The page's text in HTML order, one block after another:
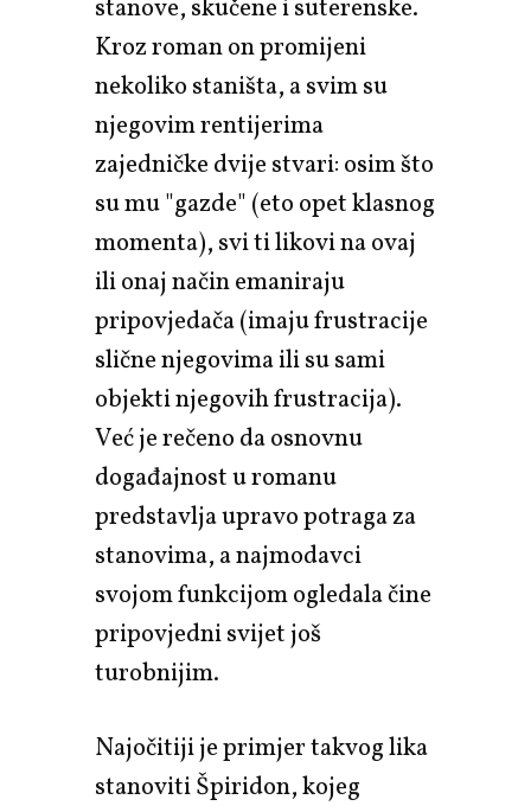
stanove, skučene i suterenske.
Kroz roman on promijeni
nekoliko staništa, a svim su
njegovim rentijerima
zajedničke dvije stvari: osim što
su mu "gazde" (eto opet klasnog
momenta), svi ti likovi na ovaj
ili onaj način emaniraju
pripovjedača (imaju frustracije
slične njegovima ili su sami
objekti njegovih frustracija).
Već je rečeno da osnovnu
događajnost u romanu
predstavlja upravo potraga za
stanovima, a najmodavci
svojom funkcijom ogledala čine
pripovjedni svijet još
turobnijim.
Najočitiji je primjer takvog lika
stanoviti Špiridon, kojeg